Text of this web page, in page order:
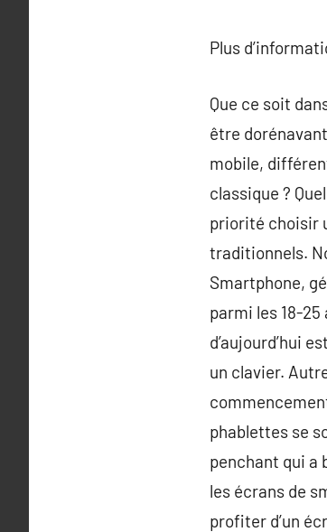
Plus
Que ce soit
être
mobile,
classique ?
priorité choisir
traditionnels.
Smartphone,
parmi les 18-25
d’aujourd’hui
un clavier.
phablettes se
penchant qui a
les écrans de
profiter d’un